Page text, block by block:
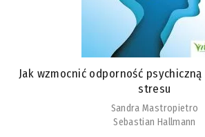
Jak wzmocnić odporność
stresu
Sandra Mastropietro
Sebastian Hallmann